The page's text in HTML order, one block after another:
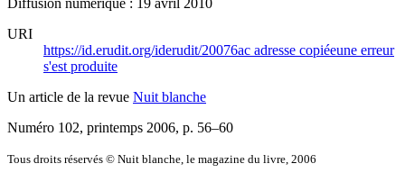
URI
https://id.erudit.org/iderudit/20076ac adresse copiéeune erreur
s'est produite
Un article de la revue Nuit blanche
Numéro 102, printemps 2006, p. 56–60
Tous droits réservés © Nuit blanche, le magazine du livre, 2006